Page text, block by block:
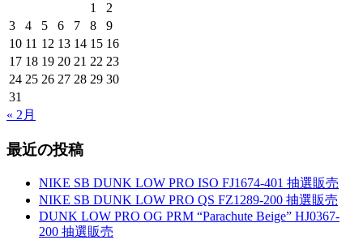
1
2
3
4 5 6 7 8
9
10 11 12 13 14 15 16
17 18 19 20 21 22 23
24 25 26 27 28 29 30
31
« 2月
最近の投稿
NIKE SB DUNK LOW PRO ISO FJ1674-401 抽選販売
NIKE SB DUNK LOW PRO QS FZ1289-200 抽選販売
DUNK LOW PRO OG PRM “Parachute Beige” HJ0367-
200 抽選販売